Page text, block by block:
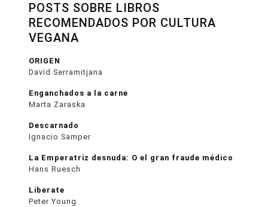
POSTS SOBRE LIBROS
RECOMENDADOS POR CULTURA
VEGANA
ORIGEN
David Serramitjana
Enganchados a la carne
Marta Zaraska
Descarnado
Ignacio Samper
La Emperatriz desnuda: O el gran fraude médico
Hans Ruesch
Liberate
Peter Young